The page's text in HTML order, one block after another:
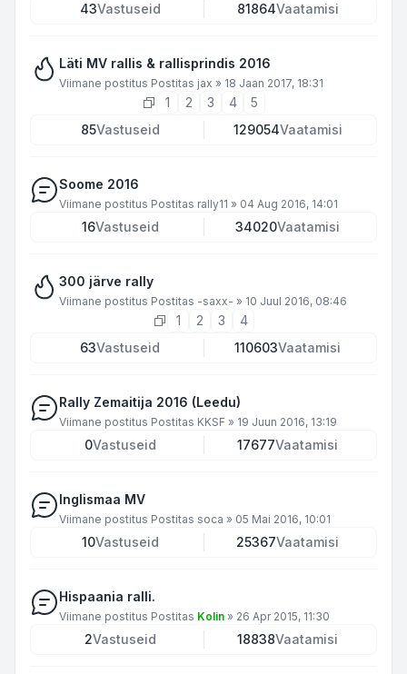
43Vastuseid 81864Vaatamisi
Läti MV rallis & rallisprindis 2016
Viimane postitus Postitas jax » 18 Jaan 2017, 18:31
1 2 3 4
5
85Vastuseid 129054Vaatamisi
Soome 2016
Viimane postitus Postitas rally11 » 04 Aug 2016, 14:01
16Vastuseid 34020Vaatamisi
300 järve rally
Viimane postitus Postitas -saxx- » 10 Juul 2016, 08:46
1 2 3
4
63Vastuseid 110603Vaatamisi
Rally Zemaitija 2016 (Leedu)
Viimane postitus Postitas KKSF » 19 Juun 2016, 13:19
0Vastuseid 17677Vaatamisi
Inglismaa MV
Viimane postitus Postitas soca » 05 Mai 2016, 10:01
10Vastuseid 25367Vaatamisi
Hispaania ralli.
Viimane postitus Postitas Kolin » 26 Apr 2015, 11:30
2Vastuseid 18838Vaatamisi